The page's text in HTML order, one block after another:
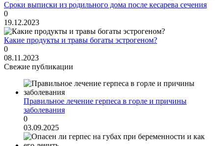
Сроки выписки из родильного дома после кесарева сечения
0
19.12.2023
Какие продукты и травы богаты эстрогеном?
0
08.11.2023
Свежие публикации
Правильное лечение герпеса в горле и причины
заболевания
0
03.09.2025